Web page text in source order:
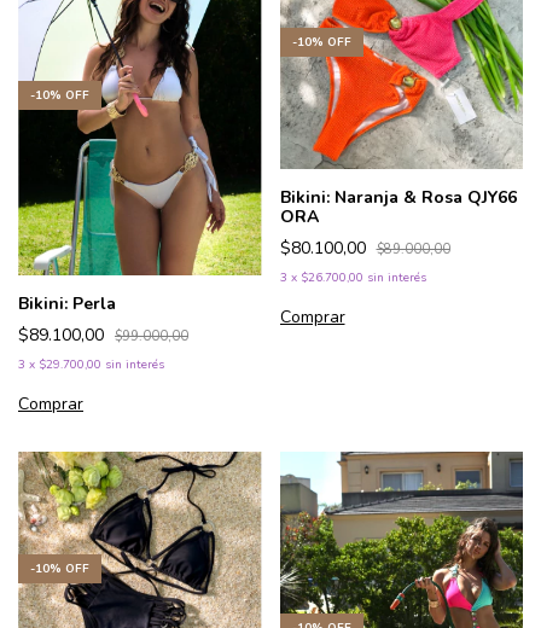
-10% OFF
Bikini: Perla
$89.100,00 $99.000,00
3 x $29.700,00 sin interés
Comprar
-10% OFF
Bikini: Naranja & Rosa QJY66
ORA
$80.100,00 $89.000,00
3 x $26.700,00 sin interés
Comprar
-10% OFF